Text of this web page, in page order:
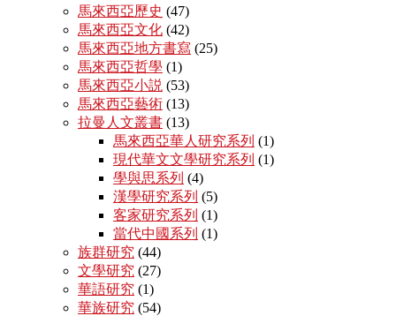
馬來西亞歷史 (47)
馬來西亞文化 (42)
馬來西亞地方書寫 (25)
馬來西亞哲學 (1)
馬來西亞小説 (53)
馬來西亞藝術 (13)
拉曼人文叢書 (13)
馬來西亞華人研究系列 (1)
現代華文文學研究系列 (1)
學與思系列 (4)
漢學研究系列 (5)
客家研究系列 (1)
當代中國系列 (1)
族群研究 (44)
文學研究 (27)
華語研究 (1)
華族研究 (54)